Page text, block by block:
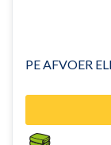
PE AFVOER